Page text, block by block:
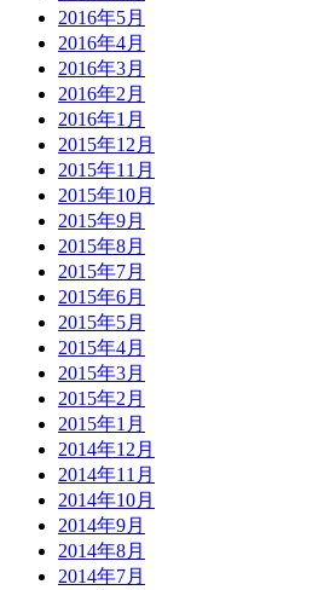
2016年5月
2016年4月
2016年3月
2016年2月
2016年1月
2015年12月
2015年11月
2015年10月
2015年9月
2015年8月
2015年7月
2015年6月
2015年5月
2015年4月
2015年3月
2015年2月
2015年1月
2014年12月
2014年11月
2014年10月
2014年9月
2014年8月
2014年7月